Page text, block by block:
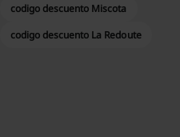
codigo descuento Miscota
codigo descuento La Redoute